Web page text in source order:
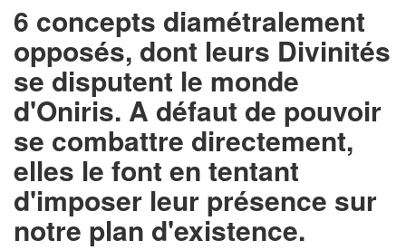
6 concepts diamétralement
opposés, dont leurs Divinités
se disputent le monde
d'Oniris. A défaut de pouvoir
se combattre directement,
elles le font en tentant
d'imposer leur présence sur
notre plan d'existence.